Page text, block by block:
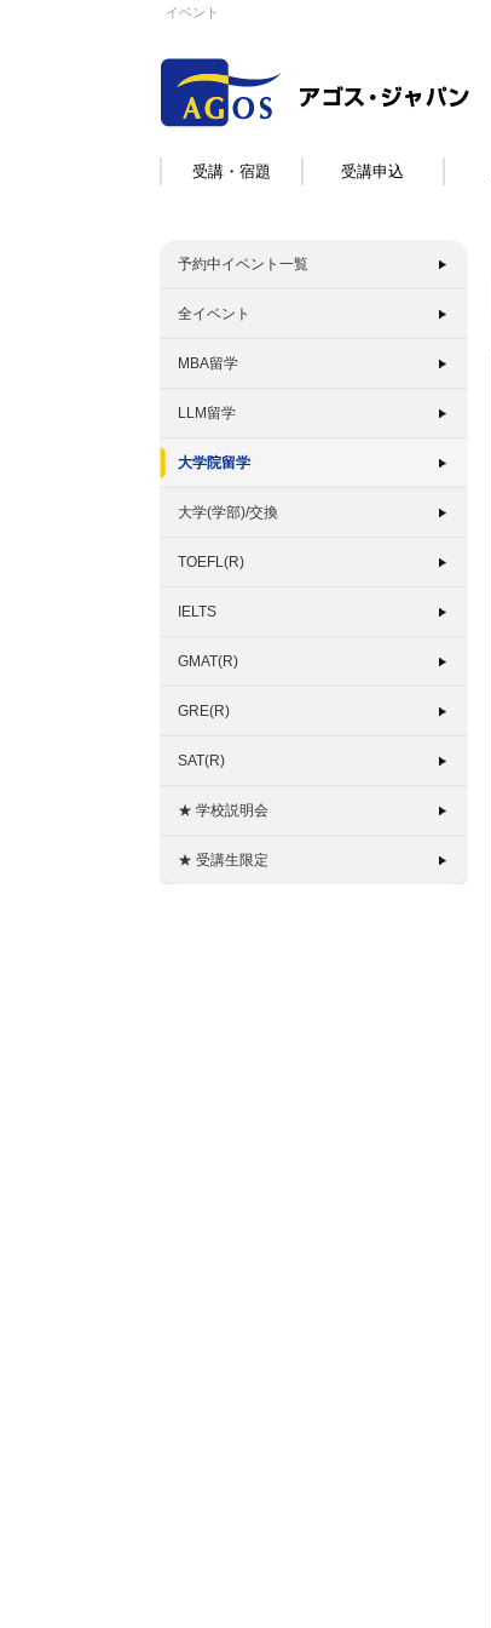
イベント
受講・宿題 受講申込
予約中イベント一覧
全イベント
MBA留学
LLM留学
大学院留学
大学(学部)/交換
TOEFL(R)
IELTS
GMAT(R)
GRE(R)
SAT(R)
★ 学校説明会
★ 受講生限定